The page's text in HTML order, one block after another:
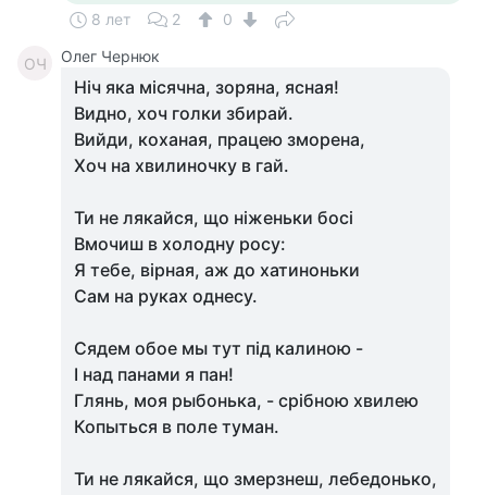
8 лет 2 0
ОЧ Олег Чернюк
Нiч яка мiсячна, зоряна, ясная!
Видно, хоч голки збирай.
Вийди, коханая, працею зморена,
Хоч на хвилиночку в гай.
Ти не лякайся, що нiженьки босi
Вмочиш в холодну росу:
Я тебе, вiрная, аж до хатиноньки
Сам на руках однесу.
Сядем обое мы тут пiд калиною -
I над панами я пан!
Глянь, моя рыбонька, - срiбною хвилею
Копыться в поле туман.
Ти не лякайся, що змерзнеш, лебедонько,